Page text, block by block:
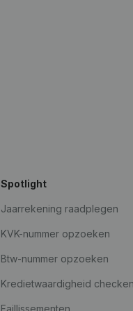
Spotlight
Jaarrekening raadplegen
KVK-nummer opzoeken
Btw-nummer opzoeken
Kredietwaardigheid checken
Faillissementen